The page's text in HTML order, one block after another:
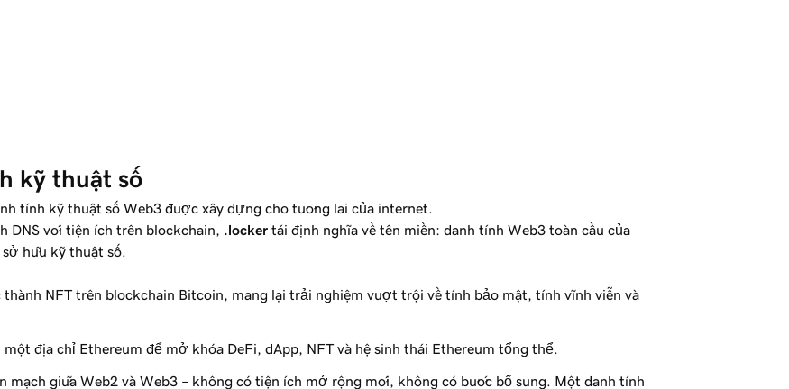
kỹ thuật số
tính kỹ thuật số Web3 được xây dựng cho tương lai của internet.
DNS với tiện ích trên blockchain,
.locker tái định nghĩa về tên miền: danh tính Web3 toàn cầu của
hữu kỹ thuật số.
thành NFT trên blockchain Bitcoin, mang lại trải nghiệm vượt trội về tính bảo mật, tính vĩnh viễn và
một địa chỉ Ethereum để mở khóa DeFi, dApp, NFT và hệ sinh thái Ethereum tổng thể.
mạch giữa Web2 và Web3 – không có tiện ích mở rộng mới, không có bước bổ sung. Một danh tính